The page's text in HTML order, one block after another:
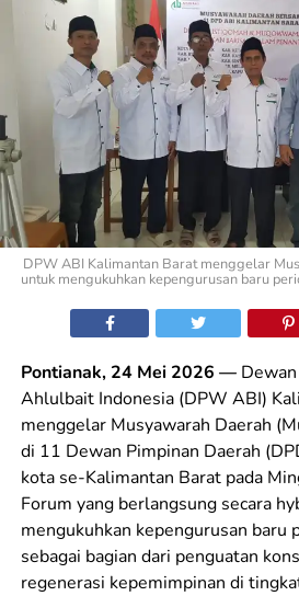
DPW ABI Kalimantan Barat menggelar
untuk mengukuhkan kepengurusan baru
Pontianak, 24 Mei 2026 —Dewan
Ahlulbait Indonesia (DPW ABI)
menggelar Musyawarah Daerah
di 11 Dewan Pimpinan Daerah
kota se-Kalimantan Barat pada
Forum yang berlangsung secara
mengukuhkan kepengurusan
sebagai bagian dari penguatan
regenerasi kepemimpinan di